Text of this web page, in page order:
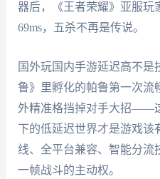
器后，《王者荣耀》亚服玩
69ms，五杀不再是传说。
国外玩国内手游延迟高不
鲁》里孵化的帕鲁第一次流
外精准格挡掉对手大招——
下的低延迟世界才是游戏该
线、全平台兼容、智能分流
一帧战斗的主动权。